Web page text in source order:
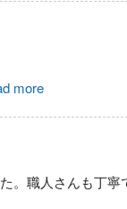
more
。職人さんも丁寧